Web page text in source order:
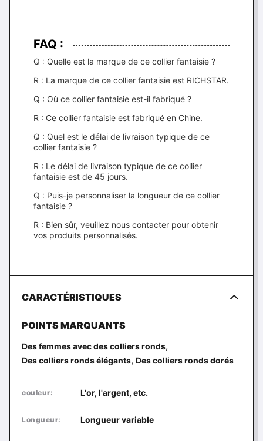
FAQ :
Q : Quelle est la marque de ce collier fantaisie ?
R : La marque de ce collier fantaisie est RICHSTAR.
Q : Où ce collier fantaisie est-il fabriqué ?
R : Ce collier fantaisie est fabriqué en Chine.
Q : Quel est le délai de livraison typique de ce
collier fantaisie ?
R : Le délai de livraison typique de ce collier
fantaisie est de 45 jours.
Q : Puis-je personnaliser la longueur de ce collier
fantaisie ?
R : Bien sûr, veuillez nous contacter pour obtenir
vos produits personnalisés.
CARACTÉRISTIQUES
POINTS MARQUANTS
Des femmes avec des colliers ronds,
Des colliers ronds élégants, Des colliers ronds dorés
couleur: L'or, l'argent, etc.
Longueur: Longueur variable